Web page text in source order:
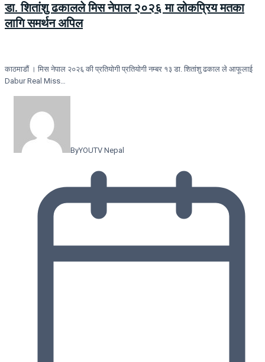
डा. शितांशु ढकालले मिस नेपाल २०२६ मा लोकप्रिय मतका
लागि समर्थन अपिल
काठमाडौं । मिस नेपाल २०२६ की प्रतियोगी प्रतियोगी नम्बर १३ डा. शितांशु ढकाल ले आफूलाई
Dabur Real Miss…
ByYOUTV Nepal